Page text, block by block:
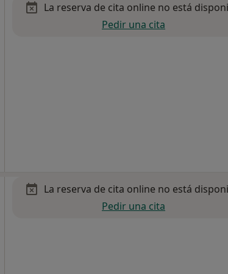
La reserva de cita online no está
Pedir una cita
La reserva de cita online no está
Pedir una cita